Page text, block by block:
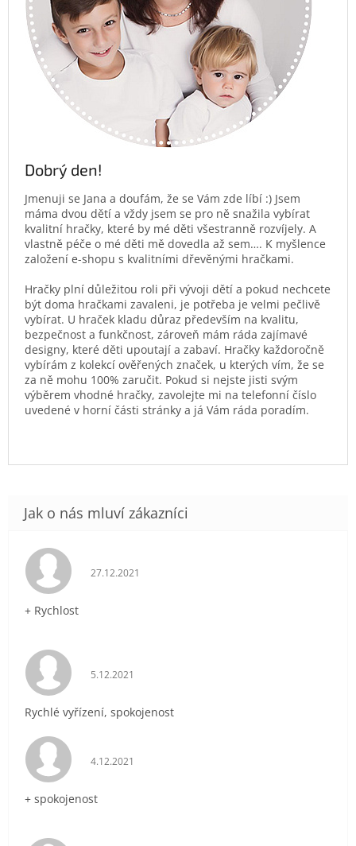
Dobrý den!
Jmenuji se Jana a doufám, že se Vám zde líbí :) Jsem
máma dvou dětí a vždy jsem se pro ně snažila vybírat
kvalitní hračky, které by mé děti všestranně rozvíjely. A
vlastně péče o mé děti mě dovedla až sem…. K myšlence
založení e-shopu s kvalitními dřevěnými hračkami.
Hračky plní důležitou roli při vývoji dětí a pokud nechcete
být doma hračkami zavaleni, je potřeba je velmi pečlivě
vybírat. U hraček kladu důraz především na kvalitu,
bezpečnost a funkčnost, zároveň mám ráda zajímavé
designy, které děti upoutají a zabaví. Hračky každoročně
vybírám z kolekcí ověřených značek, u kterých vím, že se
za ně mohu 100% zaručit. Pokud si nejste jisti svým
výběrem vhodné hračky, zavolejte mi na telefonní číslo
uvedené v horní části stránky a já Vám ráda poradím.
Hodnocení obchodu je 5 z 5 hvězdiček.
27.12.2021
+ Rychlost
Hodnocení obchodu je 5 z 5 hvězdiček.
5.12.2021
Rychlé vyřízení, spokojenost
Hodnocení obchodu je 5 z 5 hvězdiček.
4.12.2021
+ spokojenost